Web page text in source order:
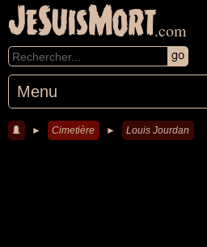
JeSuisMort.com
Menu
► Cimetière ► Louis Jourdan